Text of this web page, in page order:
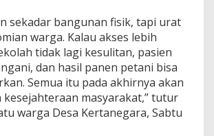
h
a
b
i
l
i
t
a
sekadar bangunan fisik, tapi urat
warga. Kalau akses lebih
tidak lagi kesulitan, pasien
dan hasil panen petani bisa
Semua itu pada akhirnya akan
masyarakat,” tutur
warga Desa Kertanegara, Sabtu